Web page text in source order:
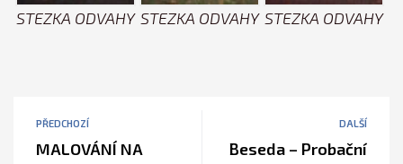
STEZKA ODVAHY STEZKA ODVAHY STEZKA ODVAHY
PŘEDCHOZÍ
MALOVÁNÍ NA
DALŠÍ
Beseda – Probační